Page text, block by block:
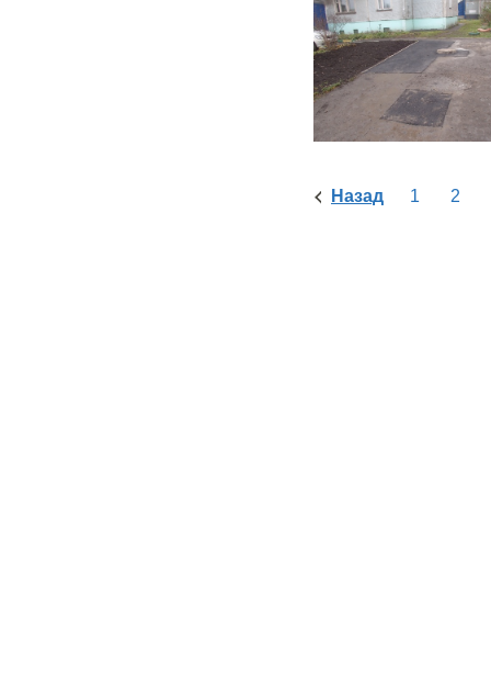
Назад 1 2